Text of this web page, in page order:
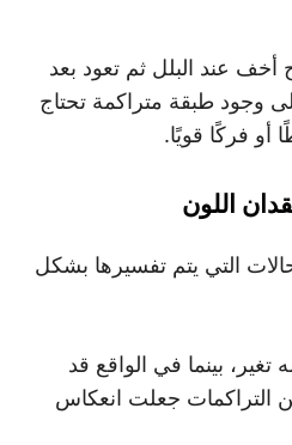
أخف عند البلل ثم تعود بعد
وجود طبقة متراكمة تحتاج
أو فركًا قويًا.
اللون
التي يتم تفسيرها بشكل
بينما في الواقع قد
التراكمات جعلت انعكاس